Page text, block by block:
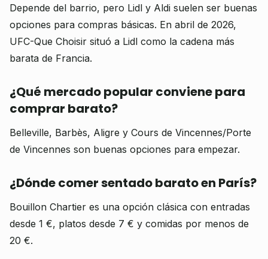
Depende del barrio, pero Lidl y Aldi suelen ser buenas
opciones para compras básicas. En abril de 2026,
UFC-Que Choisir situó a Lidl como la cadena más
barata de Francia.
¿Qué mercado popular conviene para
comprar barato?
Belleville, Barbès, Aligre y Cours de Vincennes/Porte
de Vincennes son buenas opciones para empezar.
¿Dónde comer sentado barato en París?
Bouillon Chartier es una opción clásica con entradas
desde 1 €, platos desde 7 € y comidas por menos de
20 €.